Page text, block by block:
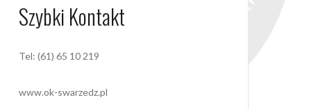
Szybki Kontakt
Tel: (61) 65 10 219
www.ok-swarzedz.pl